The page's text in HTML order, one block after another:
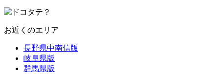
お近くのエリア
長野県中南信版
岐阜県版
群馬県版